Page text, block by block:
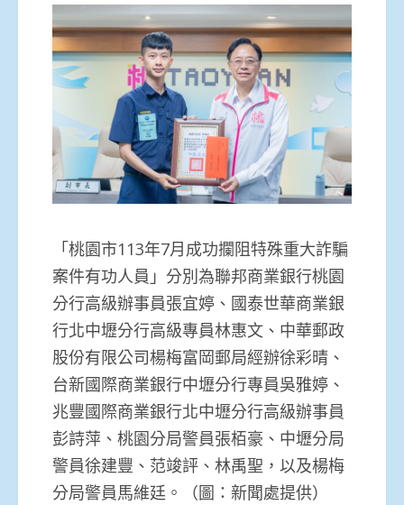
「桃園市113年7月成功攔阻特殊重大詐騙
案件有功人員」分別為聯邦商業銀行桃園
分行高級辦事員張宜婷、國泰世華商業銀
行北中壢分行高級專員林惠文、中華郵政
股份有限公司楊梅富岡郵局經辦徐彩晴、
台新國際商業銀行中壢分行專員吳雅婷、
兆豐國際商業銀行北中壢分行高級辦事員
彭詩萍、桃園分局警員張栢豪、中壢分局
警員徐建豐、范竣評、林禹聖，以及楊梅
分局警員馬維廷。（圖：新聞處提供）